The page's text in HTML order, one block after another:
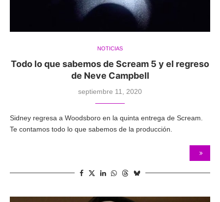
NOTICIAS
Todo lo que sabemos de Scream 5 y el regreso
de Neve Campbell
septiembre 11, 2020
Sidney regresa a Woodsboro en la quinta entrega de Scream.
Te contamos todo lo que sabemos de la producción.